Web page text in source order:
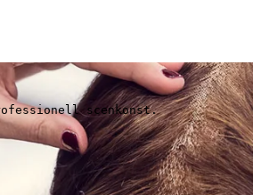
scenkonst.